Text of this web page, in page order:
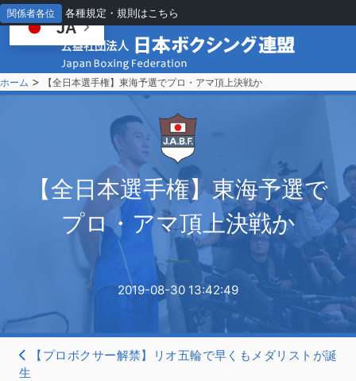
関係者各位 各種規定・規則はこちら
ホーム > 【全日本選手権】東海予選でプロ・アマ頂上決戦か
【全日本選手権】東海予選で
プロ・アマ頂上決戦か
2019-08-30 13:42:49
【プロボクサー解禁】リオ五輪で早くもメダリストが誕
生
JA